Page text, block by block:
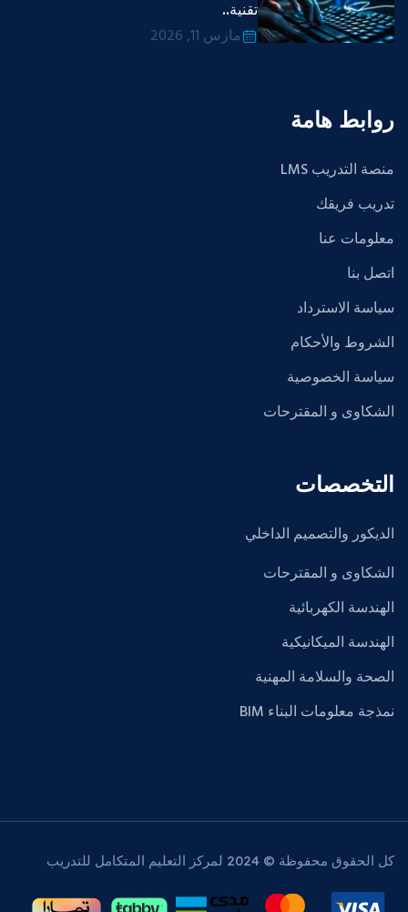
تقنية..
مارس 11, 2026
روابط هامة
منصة التدريب LMS
تدريب فريقك
معلومات عنا
اتصل بنا
سياسة الاسترداد
الشروط والأحكام
سياسة الخصوصية
الشكاوى و المقترحات
التخصصات
الديكور والتصميم الداخلي
الشكاوى و المقترحات
الهندسة الكهربائية
الهندسة الميكانيكية
الصحة والسلامة المهنية
نمذجة معلومات البناء BIM
كل الحقوق محفوظة © 2024 لمركز التعليم المتكامل للتدريب